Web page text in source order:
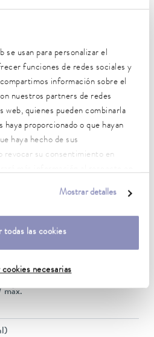
se usan para personalizar el
funciones de redes sociales y
información sobre el
nuestros partners de redes
web, quienes pueden combinarla
proporcionado o que hayan
haya hecho de sus
revocar su consentimiento en
Mostrar detalles
todas las cookies
cookies necesarias
de la bomba (presión)
máx.